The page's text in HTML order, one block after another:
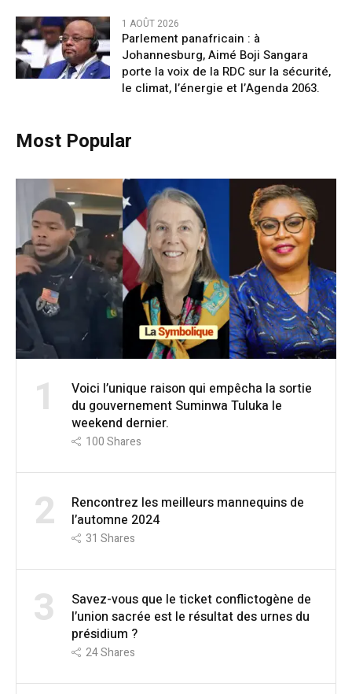
1 AOÛT 2026
Parlement panafricain : à
Johannesburg, Aimé Boji Sangara
porte la voix de la RDC sur la sécurité,
le climat, l’énergie et l’Agenda 2063.
Most Popular
1
Voici l’unique raison qui empêcha la sortie
du gouvernement Suminwa Tuluka le
weekend dernier.
100Shares
2
Rencontrez les meilleurs mannequins de
l’automne 2024
31 Shares
3
Savez-vous que le ticket conflictogène de
l’union sacrée est le résultat des urnes du
présidium ?
24Shares